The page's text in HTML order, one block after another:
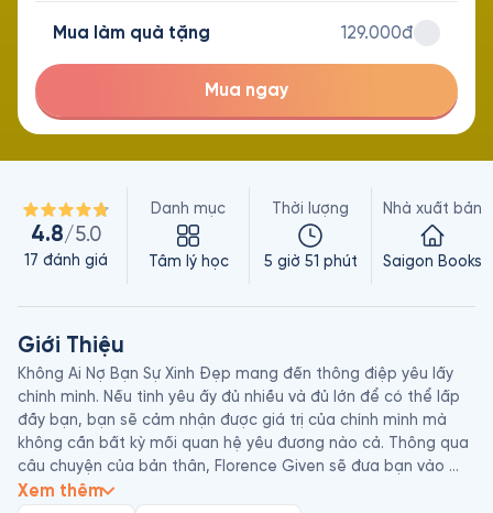
Mua làm quà tặng 129.000đ
Mua ngay
4.8/5.0
17 đánh giá
Danh mục
Tâm lý học
Thời lượng
5 giờ 51 phút
Nhà xuất bản
Saigon Books
Giới Thiệu
Không Ai Nợ Bạn Sự Xinh Đẹp mang đến thông điệp yêu lấy
chính mình. Nếu tình yêu ấy đủ nhiều và đủ lớn để có thể lấp
đầy bạn, bạn sẽ cảm nhận được giá trị của chính mình mà
không cần bất kỳ mối quan hệ yêu đương nào cả. Thông qua
câu chuyện của bản thân, Florence Given sẽ đưa bạn vào
một cuộc hành trình suy xét lại tất cả những gì thuộc về mình
Xem thêm